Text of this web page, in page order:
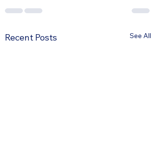
Recent Posts See All